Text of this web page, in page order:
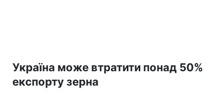
Україна може втратити понад 50%
експорту зерна